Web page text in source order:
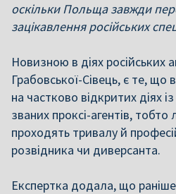
оскільки Польща завжди
зацікавлення російських
Новизною в діях російських
Грабовської-Сівець, є те,
на частково відкритих діях
званих проксі-агентів, тобто
проходять тривалу й
розвідника чи диверсанта.
Експертка додала, що